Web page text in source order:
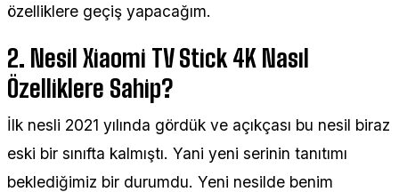
özelliklere geçiş yapacağım.
2. Nesil Xiaomi TV Stick 4K Nasıl
Özelliklere Sahip?
İlk nesli 2021 yılında gördük ve açıkçası bu nesil biraz
eski bir sınıfta kalmıştı. Yani yeni serinin tanıtımı
beklediğimiz bir durumdu. Yeni nesilde benim